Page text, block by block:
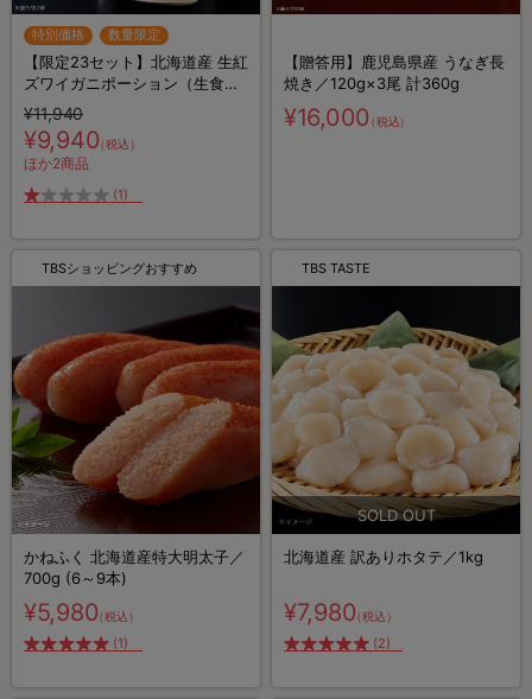
特別価格 数量限定
【限定23セット】北海道産 生紅
ズワイガニポーション（生食
可）／500g×3 計1.5kg (42～
60本)
¥11,940
¥9,940（税込）
ほか2商品
(1)
【贈答用】鹿児島県産 うなぎ長
焼き／120g×3尾 計360g
¥16,000（税込）
TBSショッピングおすすめ
かねふく 北海道産特大明太子／
700g (6～9本)
¥5,980（税込）
(1)
TBS TASTE
北海道産 訳ありホタテ／1kg
¥7,980（税込）
(2)